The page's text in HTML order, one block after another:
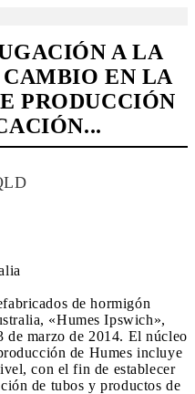
A LA
EN LA
PRODUCCIÓN
de hormigón
«Humes Ipswich»,
de marzo de 2014. El núcleo
de Humes incluye
con el fin de establecer
de tubos y productos de